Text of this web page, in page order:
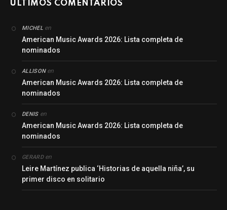
ÚLTIMOS COMENTARIOS
MICHELen
American Music Awards 2026: Lista completa de
nominados
ALLISONen
American Music Awards 2026: Lista completa de
nominados
DENISen
American Music Awards 2026: Lista completa de
nominados
GERARDen
Leire Martínez publica ‘Historias de aquella niña’, su
primer disco en solitario